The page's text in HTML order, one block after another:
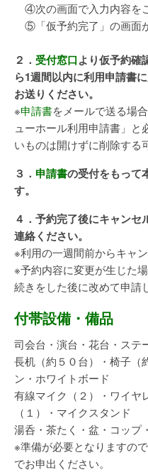
④次の画面で入力内容を
⑤「仮予約完了」の画面
２． 受付窓口より仮予約確
ら1週間以内に利用申請書
お送りください。
※申請書をメールで送る場
ューホール利用申請書」と
いものは開けずに削除する
３． 申請書の受付をもって
す。
４．予約完了後にキャン
連絡ください。
※利用の一週間前からキャ
※予約内容に変更が生じた
続きをした後に改めて申請
付帯設備・備品
司会台・演台・花台・ステ
長机（約５０台）・椅子（
ン・ホワイトボード
有線マイク（２）・ワイヤ
（１）・マイクスタンド
湯呑・茶たく・盆・コッ
※準備が必要となりますの
でお申出ください。